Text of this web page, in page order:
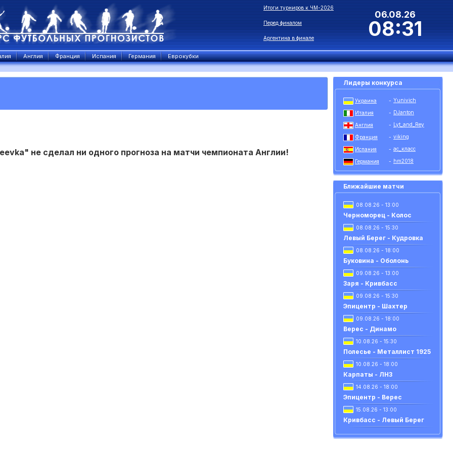
Итоги турниров к ЧМ-2026
Перед финалом
Аргентина в финале
06.08.26
08:31
Англия Франция Испания Германия Еврокубки
не сделал ни одного прогноза на матчи чемпионата Англии!
Лидеры конкурса
Украина - Yunivich
Италия - DJanton
Англия - Lyt_and_Rey
Франция - viking
Испания - ас_класс
Германия - hm2018
Ближайшие матчи
08.08.26 - 13:00
Черноморец - Колос
08.08.26 - 15:30
Левый Берег - Кудровка
08.08.26 - 18:00
Буковина - Оболонь
09.08.26 - 13:00
Заря - Кривбасс
09.08.26 - 15:30
Эпицентр - Шахтер
09.08.26 - 18:00
Верес - Динамо
10.08.26 - 15:30
Полесье - Металлист 1925
10.08.26 - 18:00
Карпаты - ЛНЗ
14.08.26 - 18:00
Эпицентр - Верес
15.08.26 - 13:00
Кривбасс - Левый Берег